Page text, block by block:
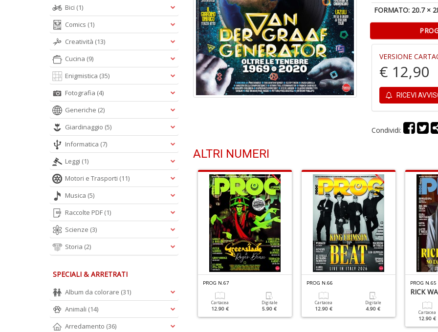
FORMATO: 20.7 ×
VERSIONE
€ 12,90
RICEVI
Condividi:
ALTRI NUMERI
Digitale
4.90 €
I Capolavori Italiani Di 50
Anni Fa
12.90 € 4.90 €
PROG N.67
Cartacea
12.90 €
Digitale
5.90 €
PROG N.66
Cartacea
12.90 €
Digitale
4.90 €
PROG N.65
RICK
Cartacea
12.90 €
Bici (1)
Comics (1)
Creatività (13)
Cucina (9)
Enigmistica (35)
Fotografia (4)
Generiche (2)
Giardinaggio (5)
Informatica (7)
Leggi (1)
Motori e Trasporti (11)
Musica (5)
Raccolte PDF (1)
Scienze (3)
Storia (2)
SPECIALI & ARRETRATI
Album da colorare (31)
Animali (14)
Arredamento (36)